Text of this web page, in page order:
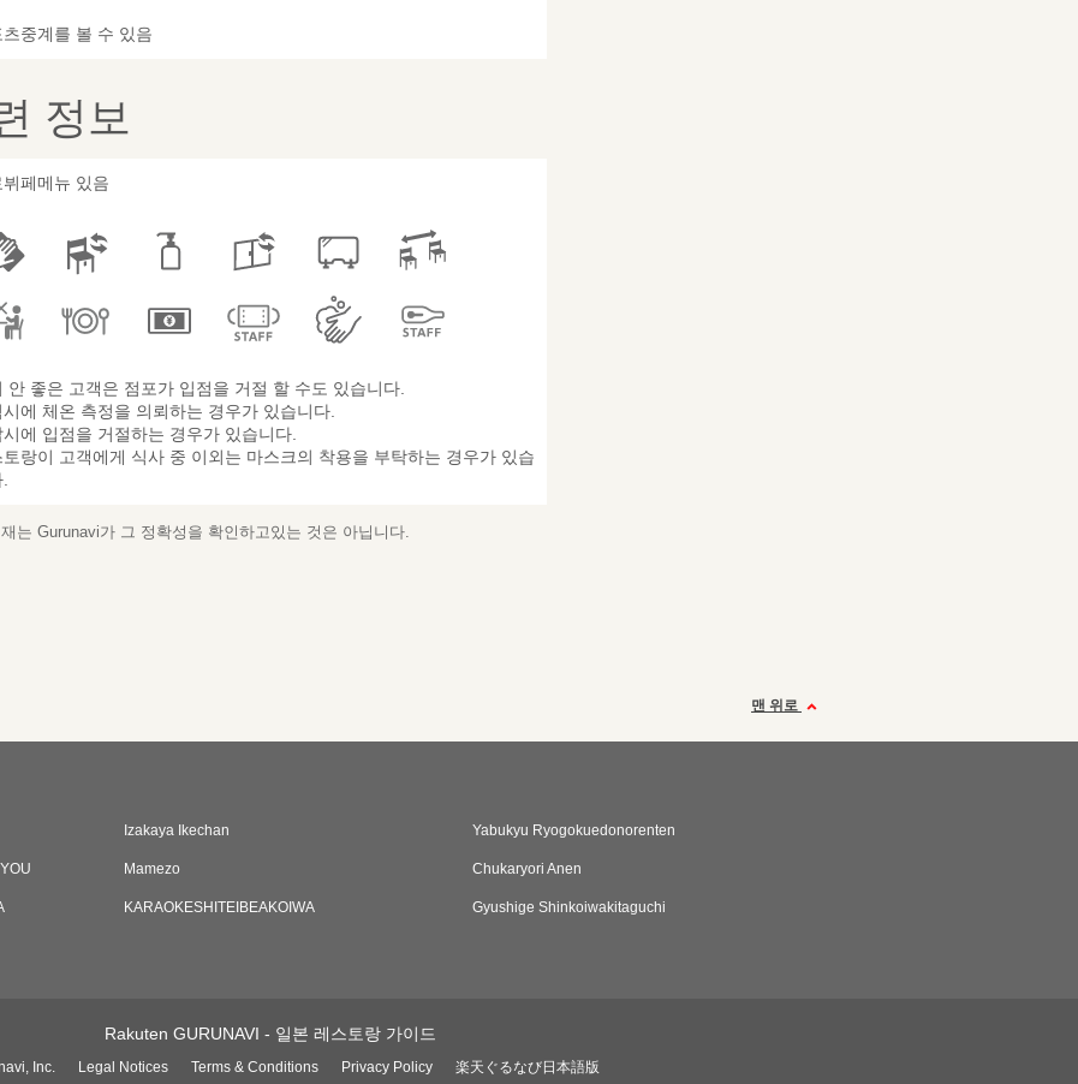
츠중계를 볼 수 있음
정보
뷔페메뉴 있음
안 좋은 고객은 점포가 입점을 거절 할 수도 있습니다.
시에 체온 측정을 의뢰하는 경우가 있습니다.
시에 입점을 거절하는 경우가 있습니다.
토랑이 고객에게 식사 중 이외는 마스크의 착용을 부탁하는 경우가 있습
.
는 Gurunavi가 그 정확성을 확인하고있는 것은 아닙니다.
맨 위로
Izakaya Ikechan Yabukyu Ryogokuedonorenten
Mamezo Chukaryori Anen
KARAOKESHITEIBEAKOIWA Gyushige Shinkoiwakitaguchi
Rakuten GURUNAVI - 일본 레스토랑 가이드
Inc. Legal Notices Terms & Conditions Privacy Policy 楽天ぐるなび日本語版